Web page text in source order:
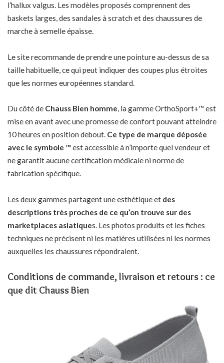
l’hallux valgus. Les modèles proposés comprennent des
baskets larges, des sandales à scratch et des chaussures de
marche à semelle épaisse.
Le site recommande de prendre une pointure au-dessus de sa
taille habituelle, ce qui peut indiquer des coupes plus étroites
que les normes européennes standard.
Du côté de Chauss Bien homme, la gamme OrthoSport+™ est
mise en avant avec une promesse de confort pouvant atteindre
10 heures en position debout. Ce type de marque déposée
avec le symbole ™est accessible à n’importe quel vendeur et
ne garantit aucune certification médicale ni norme de
fabrication spécifique.
Les deux gammes partagent une esthétique et des
descriptions très proches de ce qu’on trouve sur des
marketplaces asiatiques. Les photos produits et les fiches
techniques ne précisent ni les matières utilisées ni les normes
auxquelles les chaussures répondraient.
Conditions de commande, livraison et retours : ce
que dit Chauss Bien